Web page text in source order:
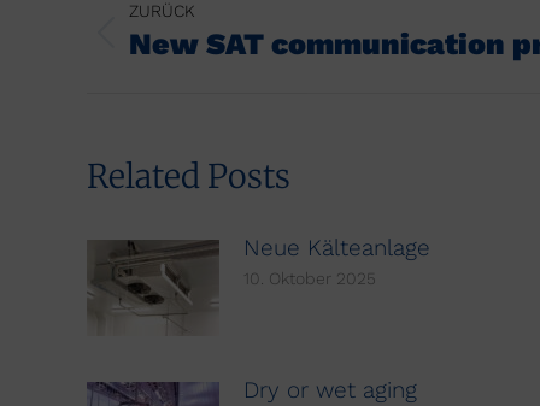
ZURÜCK
Vorheriger
New SAT communication
Related Posts
Neue Kälteanlage
10. Oktober 2025
Dry or wet aging